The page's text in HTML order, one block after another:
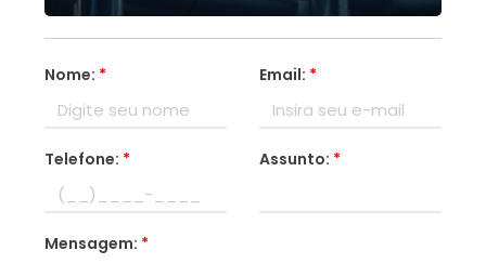
Nome: * Email: *
Telefone: * Assunto: *
Mensagem: *